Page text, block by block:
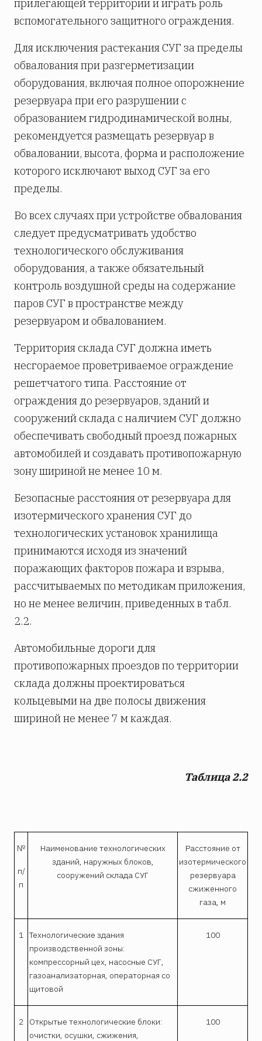
прилегающей территории и играть роль
вспомогательного защитного ограждения.
Для исключения растекания СУГ за пределы
обвалования при разгерметизации
оборудования, включая полное опорожнение
резервуара при его разрушении с
образованием гидродинамической волны,
рекомендуется размещать резервуар в
обваловании, высота, форма и расположение
которого исключают выход СУГ за его
пределы.
Во всех случаях при устройстве обвалования
следует предусматривать удобство
технологического обслуживания
оборудования, а также обязательный
контроль воздушной среды на содержание
паров СУГ в пространстве между
резервуаром и обвалованием.
Территория склада СУГ должна иметь
несгораемое проветриваемое ограждение
решетчатого типа. Расстояние от
ограждения до резервуаров, зданий и
сооружений склада с наличием СУГ должно
обеспечивать свободный проезд пожарных
автомобилей и создавать противопожарную
зону шириной не менее 10 м.
Безопасные расстояния от резервуара для
изотермического хранения СУГ до
технологических установок хранилища
принимаются исходя из значений
поражающих факторов пожара и взрыва,
рассчитываемых по методикам приложения,
но не менее величин, приведенных в табл.
2.2.
Автомобильные дороги для
противопожарных проездов по территории
склада должны проектироваться
кольцевыми на две полосы движения
шириной не менее 7 м каждая.
Таблица 2.2
№
п/
п
Наименование технологических
зданий, наружных блоков,
сооружений склада СУГ
Расстояние от
изотермического
резервуара
сжиженного
газа, м
1
Технологические здания
производственной зоны:
компрессорный цех, насосные СУГ,
газоанализаторная, операторная со
щитовой
100
2
Открытые технологические блоки:
очистки, осушки, сжижения,
100